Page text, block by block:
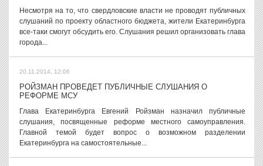
Несмотря на то, что свердловские власти не проводят публичных
слушаний по проекту областного бюджета, жители Екатеринбурга
все-таки смогут обсудить его. Слушания решил организовать глава
города...
20.11.2014, 12:06
РОЙЗМАН ПРОВЕДЕТ ПУБЛИЧНЫЕ СЛУШАНИЯ О
РЕФОРМЕ МСУ
Глава Екатеринбурга Евгений Ройзман назначил публичные
слушания, посвященные реформе местного самоуправления.
Главной темой будет вопрос о возможном разделении
Екатеринбурга на самостоятельные...